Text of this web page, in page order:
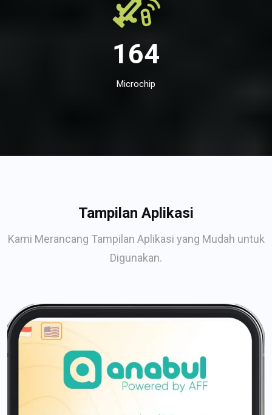
164
Microchip
Tampilan Aplikasi
Kami Merancang Tampilan Aplikasi yang Mudah untuk
Digunakan.